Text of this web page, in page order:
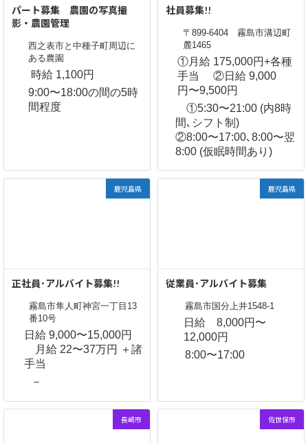
パート募集 農園の写真撮
影・農園管理
西之表市と中種子町周辺に
ある農園
時給 1,100円
9:00〜18:00の間の5時
間程度
社員募集!!
〒899-6404 霧島市溝辺町
麓1465
①月給 175,000円+各種
手当 ②日給 9,000
円〜9,500円
①5:30〜21:00 (内8時
間､シフト制)
②8:00〜17:00､8:00〜翌
8:00 (仮眠時間あり)
鹿児島県
正社員･アルバイト募集!!
霧島市隼人町神宮一丁目13
番10号
日給 9,000〜15,000円
月給 22〜37万円 ＋諸
手当
－
鹿児島県
従業員･アルバイト募集
霧島市国分上井1548-1
日給 8,000円〜
12,000円
8:00〜17:00
長崎市 佐世保市